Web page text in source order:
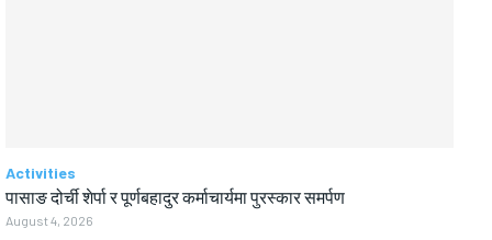
Activities
पासाङ दोर्ची शेर्पा र पूर्णबहादुर कर्माचार्यमा पुरस्कार समर्पण
August 4, 2026